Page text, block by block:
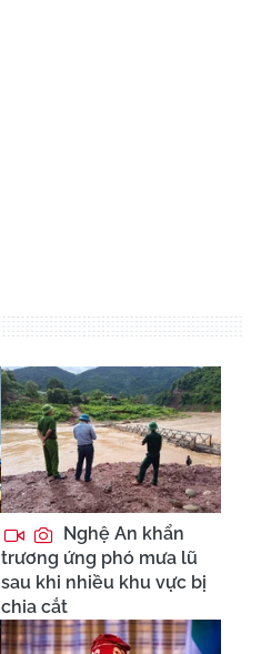
Nghệ An khẩn
trương ứng phó mưa lũ
sau khi nhiều khu vực bị
chia cắt